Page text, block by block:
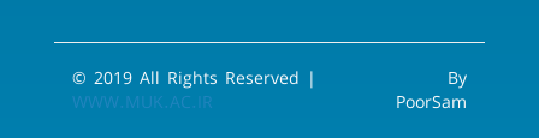
اعلام زمانبندی حذف و اضافه دانشجویان نیمسال دوم
By
PoorSam
© 2019 All Rights Reserved |
WWW.MUK.AC.IR